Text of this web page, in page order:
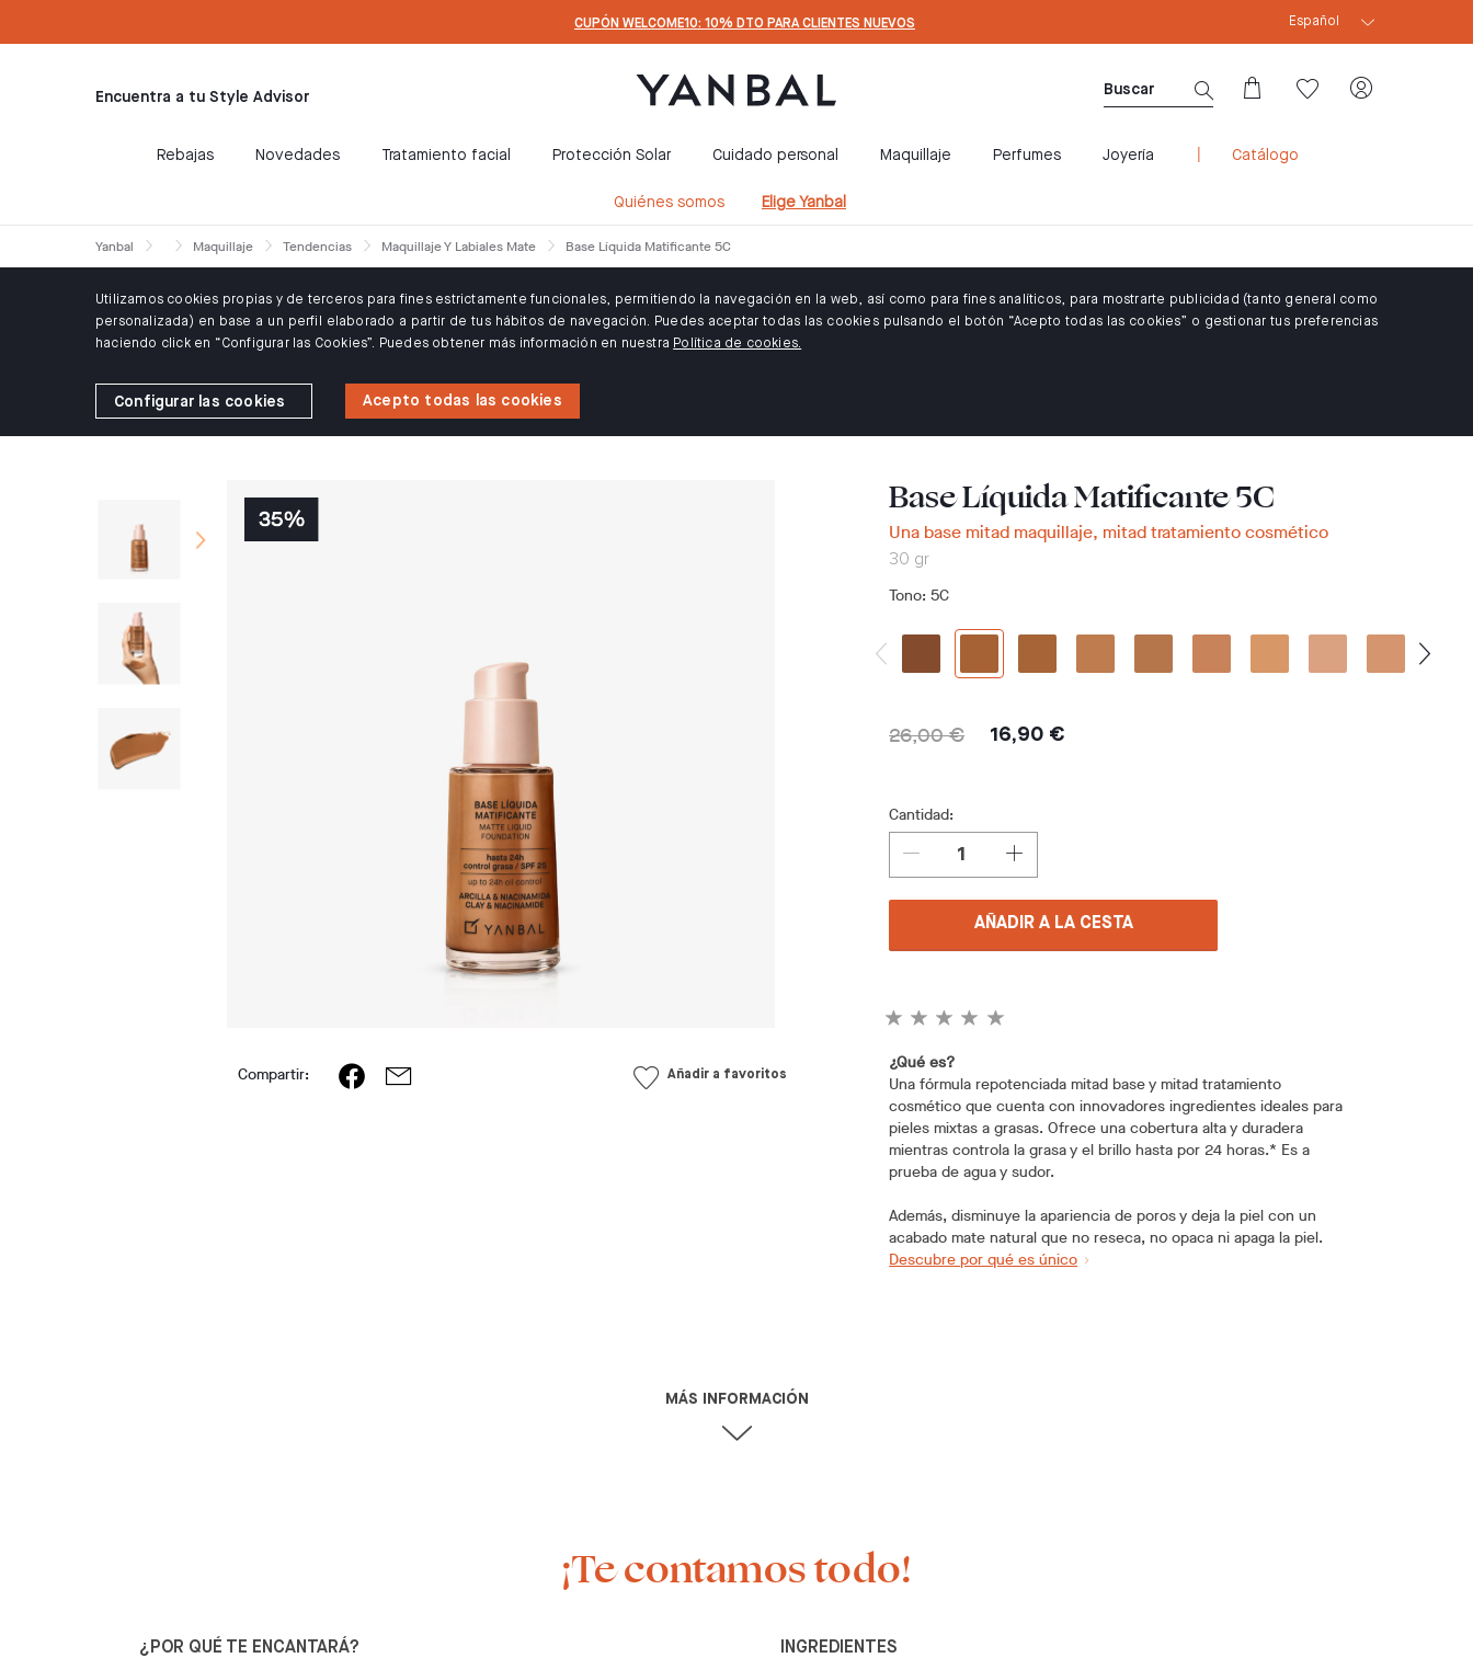
CUPÓN WELCOME10: 10% DTO PARA CLIENTES NUEVOS CUPÓN WELCOME10: 10% DTO PARA CLIENTES
Español
Encuentra a tu Style Advisor
Rebajas Novedades Tratamiento facial Protección Solar Cuidado personal Maquillaje Perfumes Joyería Catálogo
Quiénes somos Elige Yanbal
Yanbal Maquillaje Tendencias Maquillaje Y Labiales Mate Base Líquida Matificante 5C
Utilizamos cookies propias y de terceros para fines estrictamente funcionales, permitiendo la navegación en la web, así como para fines analíticos, para mostrarte publicidad (tanto general como
personalizada) en base a un perfil elaborado a partir de tus hábitos de navegación. Puedes aceptar todas las cookies pulsando el botón “Acepto todas las cookies” o gestionar tus preferencias
haciendo click en “Configurar las Cookies”. Puedes obtener más información en nuestra Política de cookies.
Configurar las cookies Acepto todas las cookies
Compartir: Añadir a favoritos
Base Líquida Matificante 5C
Una base mitad maquillaje, mitad tratamiento cosmético
30 gr
Tono: 5C
26,00 € 16,90 €
Cantidad:
AÑADIR A LA CESTA
¿Qué es?
Una fórmula repotenciada mitad base y mitad tratamiento
cosmético que cuenta con innovadores ingredientes ideales para
pieles mixtas a grasas. Ofrece una cobertura alta y duradera
mientras controla la grasa y el brillo hasta por 24 horas.* Es a
prueba de agua y sudor.
Además, disminuye la apariencia de poros y deja la piel con un
acabado mate natural que no reseca, no opaca ni apaga la piel.
Descubre por qué es único
¡Te contamos todo!
¿POR QUÉ TE ENCANTARÁ? INGREDIENTES